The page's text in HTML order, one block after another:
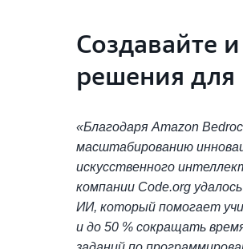
Создавайте
решения для
«Благодаря Amazon
масштабированию
искусственного
компании Code.org
ИИ, который помогает
и до 50 % сокращать